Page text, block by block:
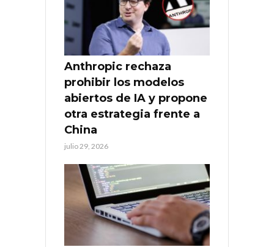
Anthropic rechaza
prohibir los modelos
abiertos de IA y propone
otra estrategia frente a
China
julio 29, 2026